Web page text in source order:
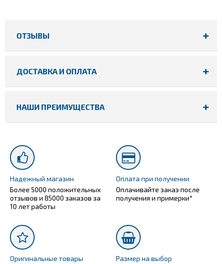
ОТЗЫВЫ
ДОСТАВКА И ОПЛАТА
НАШИ ПРЕИМУЩЕСТВА
Надежный магазин
Более 5000 положительных
отзывов и 85000 заказов за
10 лет работы
Оплата при получении
Оплачивайте заказ после
получения и примерки*
Оригинальные товары
Размер на выбор